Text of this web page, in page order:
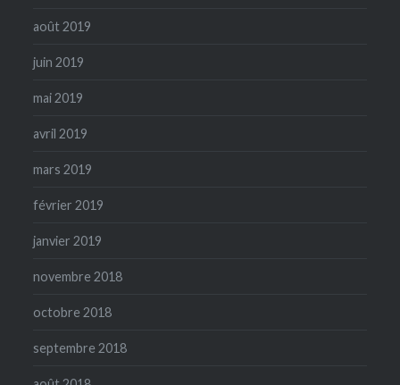
août 2019
juin 2019
mai 2019
avril 2019
mars 2019
février 2019
janvier 2019
novembre 2018
octobre 2018
septembre 2018